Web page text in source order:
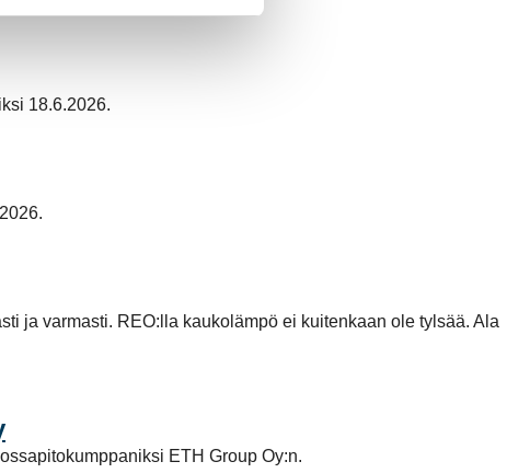
18.6.2026.
ja varmasti. REO:lla kaukolämpö ei kuitenkaan ole tylsää. Ala
ETH Group Oy:n.